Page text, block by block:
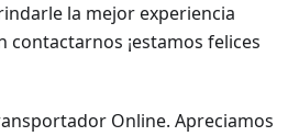
la mejor experiencia
contactarnos ¡estamos felices
Online. Apreciamos